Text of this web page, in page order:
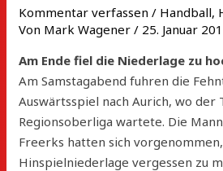
Kommentar verfassen / Handball,
Von Mark Wagener / 25. Januar
Am Ende fiel die Niederlage zu
Am Samstagabend fuhren die
Auswärtsspiel nach Aurich, wo
Regionsoberliga wartete. Die
Freerks hatten sich
Hinspielniederlage vergessen zu